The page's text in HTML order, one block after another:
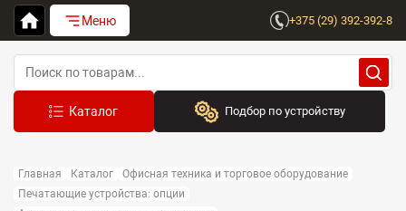
Меню +375 (29) 392-392-8
Подбор по устройству
Выберите бренд
Главная Каталог
Офисная техника и торговое оборудование
Печатающие устройства: опции